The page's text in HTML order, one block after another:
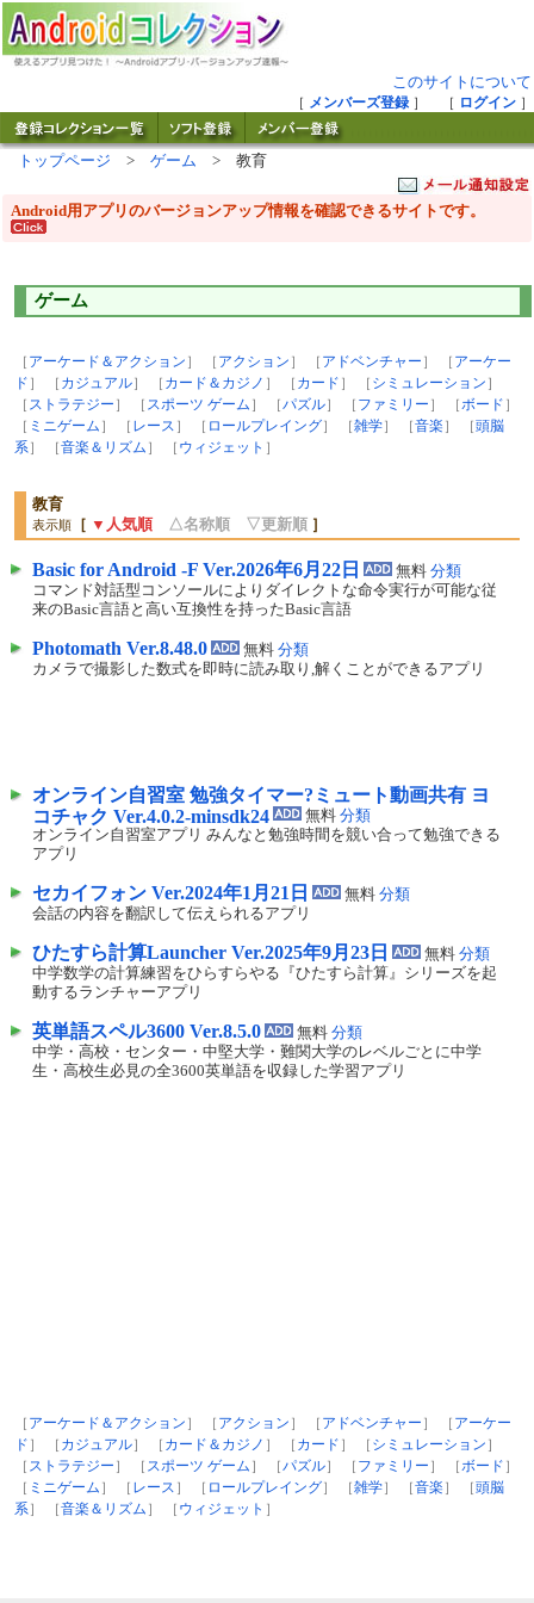
このサイトについて
［ メンバーズ登録］ ［ ログイン ］
トップページ > ゲーム > 教育
Android用アプリのバージョンアップ情報を確認できるサイトです。
ゲーム
［ アーケード＆アクション ］ ［ アクション ］ ［ アドベンチャー ］ ［ アーケー
ド ］ ［ カジュアル］ ［ カード＆カジノ ］ ［ カード ］ ［ シミュレーション ］
［ ストラテジー ］ ［ スポーツ ゲーム ］ ［パズル］ ［ ファミリー ］ ［ボード ］
［ ミニゲーム ］ ［ レース ］ ［ ロールプレイング］ ［雑学］ ［音楽］ ［頭脳
系］ ［音楽＆リズム ］ ［ ウィジェット ］
教育
表示順 ［ ▼人気順 △名称順 ▽更新順 ］
Basic for Android -F Ver.2026年6月22日 無料 分類
コマンド対話型コンソールによりダイレクトな命令実行が可能な従
来のBasic言語と高い互換性を持ったBasic言語
Photomath Ver.8.48.0 無料 分類
カメラで撮影した数式を即時に読み取り,解くことができるアプリ
オンライン自習室 勉強タイマー?ミュート動画共有 ヨ
コチャク Ver.4.0.2-minsdk24 無料 分類
オンライン自習室アプリ みんなと勉強時間を競い合って勉強できる
アプリ
セカイフォン Ver.2024年1月21日 無料 分類
会話の内容を翻訳して伝えられるアプリ
ひたすら計算Launcher Ver.2025年9月23日 無料 分類
中学数学の計算練習をひらすらやる『ひたすら計算』シリーズを起
動するランチャーアプリ
英単語スペル3600 Ver.8.5.0 無料 分類
中学・高校・センター・中堅大学・難関大学のレベルごとに中学
生・高校生必見の全3600英単語を収録した学習アプリ
［ アーケード＆アクション ］ ［ アクション ］ ［ アドベンチャー ］ ［ アーケー
ド ］ ［ カジュアル］ ［ カード＆カジノ ］ ［ カード ］ ［ シミュレーション ］
［ ストラテジー ］ ［ スポーツ ゲーム ］ ［パズル］ ［ ファミリー ］ ［ボード ］
［ ミニゲーム ］ ［ レース ］ ［ ロールプレイング］ ［雑学］ ［音楽］ ［頭脳
系］ ［音楽＆リズム ］ ［ ウィジェット ］